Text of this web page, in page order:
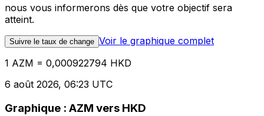
nous vous informerons dès que votre objectif sera
atteint.
Suivre le taux de change Voir le graphique complet
1 AZM = 0,000922794 HKD
6 août 2026, 06:23 UTC
Graphique : AZM vers HKD